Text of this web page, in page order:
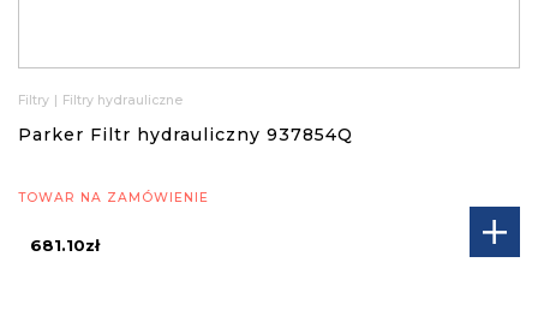
Filtry Filtry hydrauliczne
Parker Filtr hydrauliczny 937854Q
TOWAR NA ZAMÓWIENIE
681.10zł